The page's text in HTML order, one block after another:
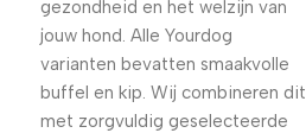
gezondheid en het welzijn van
jouw hond. Alle Yourdog
varianten bevatten smaakvolle
buffel en kip. Wij combineren dit
met zorgvuldig geselecteerde